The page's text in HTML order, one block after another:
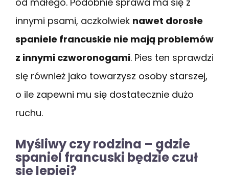
innymi psami, aczkolwiek nawet dorosłe
spaniele francuskie nie mają problemów
z innymi czworonogami. Pies ten sprawdzi
się również jako towarzysz osoby starszej,
o ile zapewni mu się dostatecznie dużo
ruchu.
Myśliwy czy rodzina – gdzie
spaniel francuski będzie czuł
się lepiej?